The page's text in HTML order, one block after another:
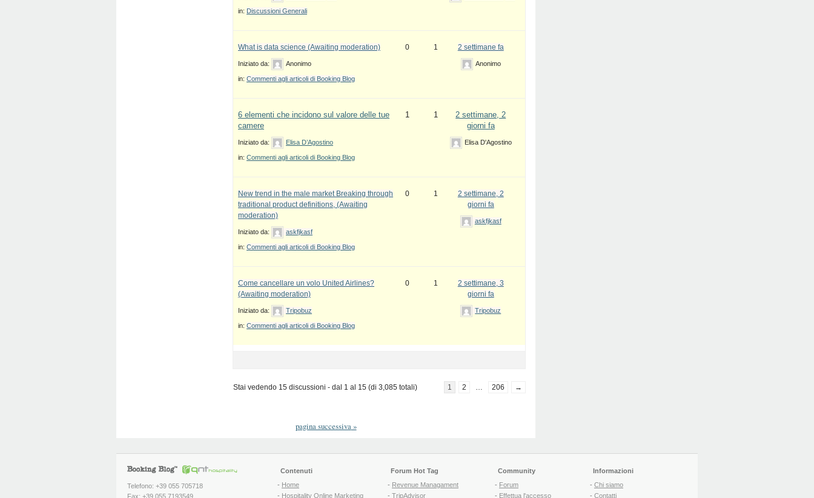
in: Discussioni Generali
What is data science (Awaiting moderation)
Iniziato da: Anonimo
in: Commenti agli articoli di Booking Blog
0 1 2 settimane fa
Anonimo
6 elementi che incidono sul valore delle tue
camere
Iniziato da: Elisa D’Agostino
in: Commenti agli articoli di Booking Blog
1 1
2 settimane, 2
giorni fa
Elisa D'Agostino
New trend in the male market Breaking through
traditional product definitions, (Awaiting
moderation)
Iniziato da: askfjkasf
in: Commenti agli articoli di Booking Blog
0 1
2 settimane, 2
giorni fa
askfjkasf
Come cancellare un volo United Airlines?
(Awaiting moderation)
Iniziato da: Tripobuz
in: Commenti agli articoli di Booking Blog
0 1
2 settimane, 3
giorni fa
Tripobuz
Stai vedendo 15 discussioni - dal 1 al 15 (di 3,085 totali) 1 2 … 206 →
pagina successiva»
Telefono: +39 055 705718
Fax: +39 055 7193549
Contenuti
- Home
- Hospitality Online Marketing
Forum Hot Tag
- Revenue Managament
- TripAdvisor
Community
- Forum
- Effettua l'accesso
Informazioni
- Chi siamo
- Contatti